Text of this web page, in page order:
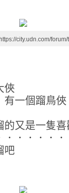
city.udn.com/
俠
一個蹓鳥
又是一隻喜
．．．．．
吧